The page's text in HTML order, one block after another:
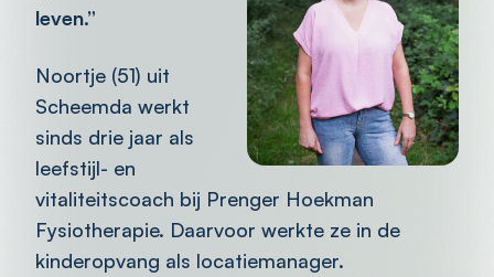
leven.”
Noortje (51) uit
Scheemda werkt
sinds drie jaar als
leefstijl- en
vitaliteitscoach bij Prenger Hoekman
Fysiotherapie. Daarvoor werkte ze in de
kinderopvang als locatiemanager.